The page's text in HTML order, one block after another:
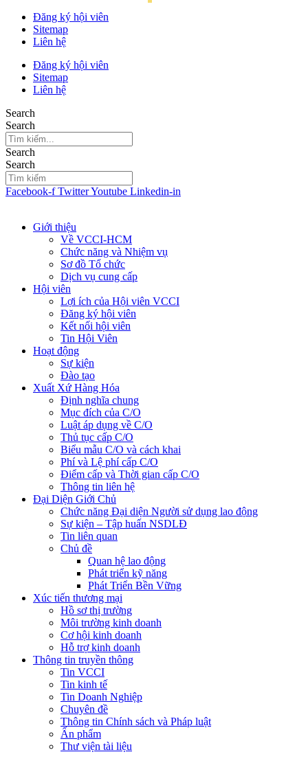
Đăng ký hội viên
Sitemap
Liên hệ
Đăng ký hội viên
Sitemap
Liên hệ
Search
Search
Search
Search
Facebook-f TwitterYoutube Linkedin-in
Giới thiệu
Về VCCI-HCM
Chức năng và Nhiệm vụ
Sơ đồ Tổ chức
Dịch vụ cung cấp
Hội viên
Lợi ích của Hội viên VCCI
Đăng ký hội viên
Kết nối hội viên
Tin Hội Viên
Hoạt động
Sự kiện
Đào tạo
Xuất Xứ Hàng Hóa
Định nghĩa chung
Mục đích của C/O
Luật áp dụng về C/O
Thủ tục cấp C/O
Biểu mẫu C/O và cách khai
Phí và Lệ phí cấp C/O
Điểm cấp và Thời gian cấp C/O
Thông tin liên hệ
Đại Diện Giới Chủ
Chức năng Đại diện Người sử dụng lao động
Sự kiện – Tập huấn NSDLĐ
Tin liên quan
Chủ đề
Quan hệ lao động
Phát triển kỹ năng
Phát Triển Bền Vững
Xúc tiến thương mại
Hồ sơ thị trường
Môi trường kinh doanh
Cơ hội kinh doanh
Hỗ trợ kinh doanh
Thông tin truyền thông
Tin VCCI
Tin kinh tế
Tin Doanh Nghiệp
Chuyên đề
Thông tin Chính sách và Pháp luật
Ấn phẩm
Thư viện tài liệu